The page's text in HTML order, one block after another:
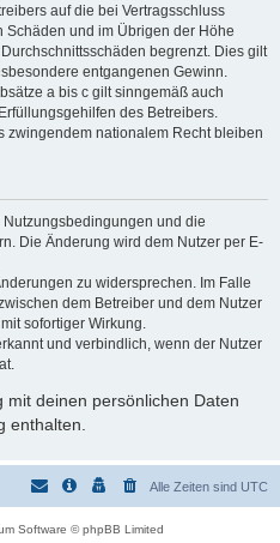
auf die bei Vertragsschluss
und im Übrigen der Höhe
begrenzt. Dies gilt
entgangenen Gewinn.
a bis c gilt sinngemäß auch
des Betreibers.
zwingendem nationalem Recht bleiben
und die
Die Änderung wird dem Nutzer per E-
zu widersprechen. Im Falle
dem Betreiber und dem Nutzer
sofortiger Wirkung.
und verbindlich, wenn der Nutzer
deinen persönlichen Daten
enthalten.
Alle Zeiten sind UTC
Software © phpBB Limited